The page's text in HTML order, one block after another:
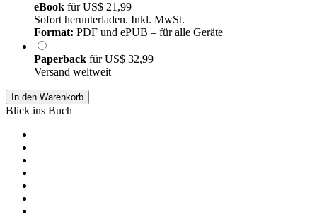
eBook fürUS$ 21,99
Sofort herunterladen. Inkl. MwSt.
Format: PDF und ePUB – für alle Geräte
Paperback fürUS$ 32,99
Versand weltweit
In den Warenkorb
Blick ins Buch